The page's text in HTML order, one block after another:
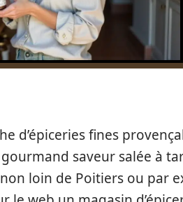
d’épiceries fines
saveur salée à
non loin de Poitiers ou par